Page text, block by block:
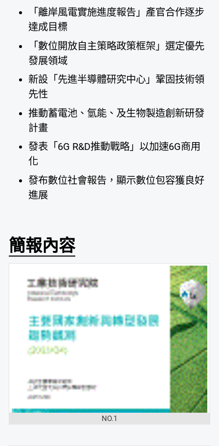
「離岸風電實施進度報告」產官合作逐步
達成目標
「數位開放自主策略政策框架」選定優先
發展領域
新設「先進半導體研究中心」鞏固技術領
先性
推動蓄電池、氫能、及生物製造創新研發
計畫
發表「6G R&D推動戰略」以加速6G商用
化
發布數位社會報告，顯示數位包容獲良好
進展
簡報內容
NO.1